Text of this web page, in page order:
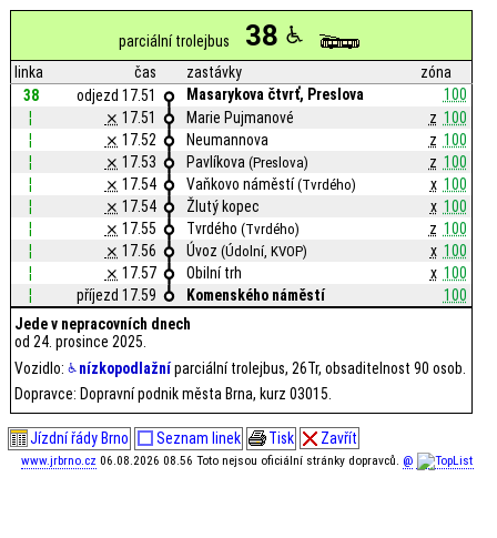
parciální trolejbus 38
linka čas zastávky
zóna
38
odjezd 17.51 Masarykova čtvrť, Preslova
100
¦
⨯ 17.51 Marie Pujmanové z 100
¦
⨯ 17.52 Neumannova z 100
¦
⨯ 17.53 Pavlíkova(Preslova) z 100
¦
⨯ 17.54 Vaňkovo náměstí(Tvrdého) x 100
¦
⨯ 17.54 Žlutý kopec x 100
¦
⨯ 17.55 Tvrdého(Tvrdého) z 100
¦
⨯ 17.56 Úvoz(Údolní, KVOP) x 100
¦
⨯ 17.57 Obilní trh x 100
¦
příjezd 17.59 Komenského náměstí
100
Jede v nepracovních dnech
od 24. prosince 2025.
Vozidlo: nízkopodlažníparciální trolejbus, 26Tr, obsaditelnost 90 osob.
Dopravce: Dopravní podnik města Brna, kurz 03015.
Jízdní řády Brno Seznam linek Tisk Zavřít
www.jrbrno.cz 06.08.2026 08.56 Toto nejsou oficiální stránky dopravců. @